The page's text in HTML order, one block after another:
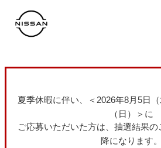
ス
夏季休暇に伴い、＜2026年8月5日
（日）＞に
ご応募いただいた方は、抽選結果の
降になります。